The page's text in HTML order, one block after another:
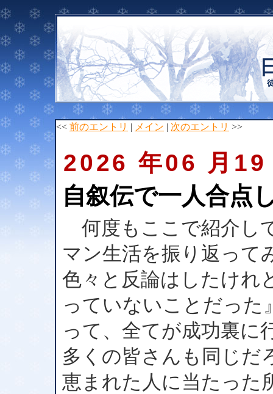
<< 前のエントリ | メイン | 次のエントリ >>
2026 年06 月19
自叙伝で一人合点
何度もここで紹介し
マン生活を振り返って
色々と反論はしたけれ
っていないことだっ
って、全てが成功裏に
多くの皆さんも同じ
恵まれた人に当たった